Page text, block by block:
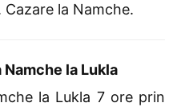
la Namche.
Namche la Lukla
la Lukla 7 ore prin